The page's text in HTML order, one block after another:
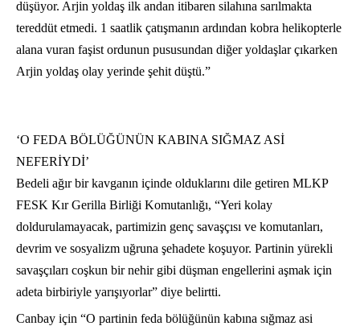
düşüyor. Arjin yoldaş ilk andan itibaren silahına sarılmakta
tereddüt etmedi. 1 saatlik çatışmanın ardından kobra helikopterle
alana vuran faşist ordunun pususundan diğer yoldaşlar çıkarken
Arjin yoldaş olay yerinde şehit düştü.”
‘O FEDA BÖLÜĞÜNÜN KABINA SIĞMAZ ASİ
NEFERİYDİ’
Bedeli ağır bir kavganın içinde olduklarını dile getiren MLKP
FESK Kır Gerilla Birliği Komutanlığı, “Yeri kolay
doldurulamayacak, partimizin genç savaşçısı ve komutanları,
devrim ve sosyalizm uğruna şehadete koşuyor. Partinin yürekli
savaşçıları coşkun bir nehir gibi düşman engellerini aşmak için
adeta birbiriyle yarışıyorlar” diye belirtti.
Canbay için “O partinin feda bölüğünün kabına sığmaz asi